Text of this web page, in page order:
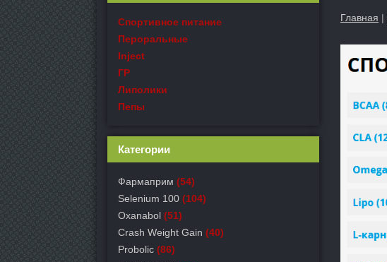
Главная |
Спортивное питание
Пероральные
Inject
ГР
Липолики
Пепы
Категории
Фармаприм (54)
Selenium 100 (104)
Oxanabol (51)
Crash Weight Gain (40)
Probolic (86)